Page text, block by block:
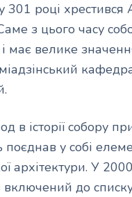
301 році
з цього часу
має велике
в історії собору
поєднав у собі
архітектури. У
до